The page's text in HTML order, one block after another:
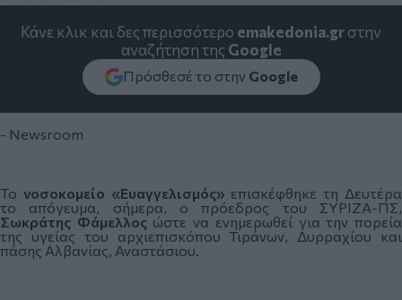
Κάνε κλικ και δες περισσότερο emakedonia.grστην
αναζήτηση της Google
Πρόσθεσέ το στην Google
- Newsroom
Το νοσοκομείο «Ευαγγελισμός» επισκέφθηκε τη Δευτέρα
το απόγευμα, σήμερα, ο πρόεδρος του ΣΥΡΙΖΑ-ΠΣ,
Σωκράτης Φάμελλοςώστε να ενημερωθεί για την πορεία
της υγείας του αρχιεπισκόπου Τιράνων, Δυρραχίου και
πάσης Αλβανίας, Αναστάσιου.